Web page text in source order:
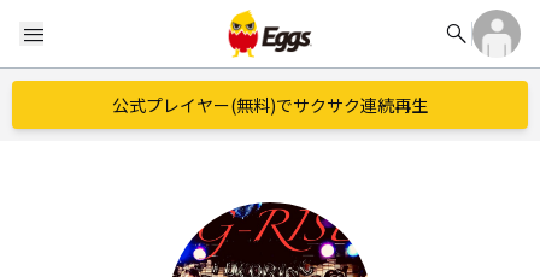
menu search
公式プレイヤー(無料)でサクサク連続再生